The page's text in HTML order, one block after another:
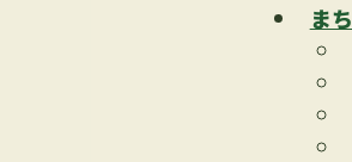
ま